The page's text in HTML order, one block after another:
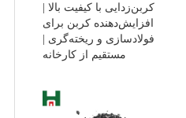
کربن‌زدایی با کیفیت بالا |
افزایش‌دهنده کربن برای
فولادسازی و ریخته‌گری |
مستقیم از کارخانه